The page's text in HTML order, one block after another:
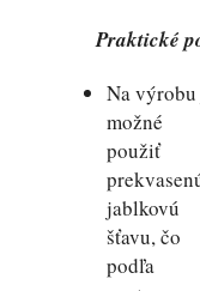
Praktické
Na výrobu
možné
použiť
jablkovú
šťavu, čo
podľa